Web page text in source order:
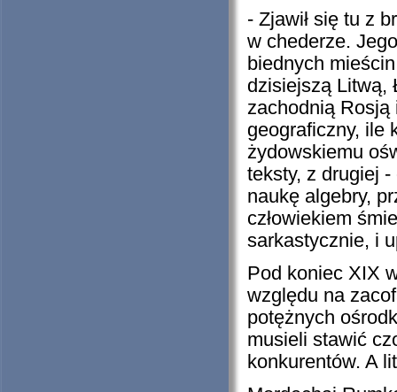
- Zjawił się tu z
w chederze.
biednych
dzisiejszą Litwą,
zachodnią Rosją
geograficzny, ile
żydowskiemu
teksty, z drugiej
naukę algebry,
człowiekiem
sarkastycznie, i
Pod koniec XIX
względu na
potężnych
musieli stawić
konkurentów. A